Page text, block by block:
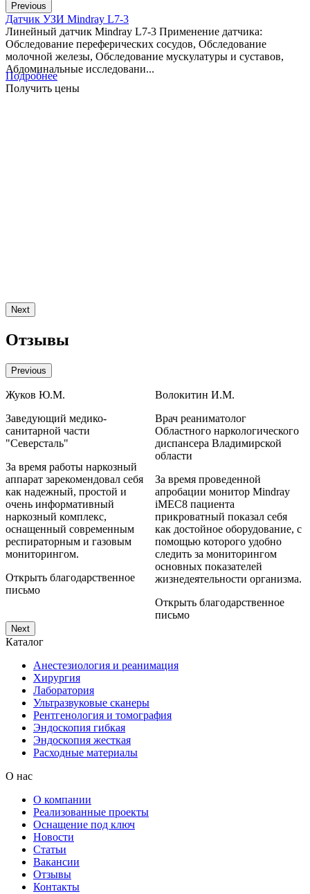
Previous
Датчик УЗИ Mindray L7-3
Линейный датчик Mindray L7-3 Применение датчика:
Обследование переферических сосудов, Обследование
молочной железы, Обследование мускулатуры и суставов,
Абдоминальные исследовани...
Подробнее
Получить цены
Next
Отзывы
Previous
Жуков Ю.М.
Заведующий медико-
санитарной части
"Северсталь"
За время работы наркозный
аппарат зарекомендовал себя
как надежный, простой и
очень информативный
наркозный комплекс,
оснащенный современным
респираторным и газовым
мониторингом.
Открыть благодарственное
письмо
Волокитин И.М.
Врач реаниматолог
Областного наркологического
диспансера Владимирской
области
За время проведенной
апробации монитор Mindray
iMEC8 пациента
прикроватный показал себя
как достойное оборудование, с
помощью которого удобно
следить за мониторингом
основных показателей
жизнедеятельности организма.
Открыть благодарственное
письмо
Next
Каталог
Анестезиология и реанимация
Хирургия
Лаборатория
Ультразвуковые сканеры
Рентгенология и томография
Эндоскопия гибкая
Эндоскопия жесткая
Расходные материалы
О нас
О компании
Реализованные проекты
Оснащение под ключ
Новости
Статьи
Вакансии
Отзывы
Контакты